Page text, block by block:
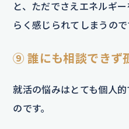
と、ただでさえエネルギ
らく感じられてしまうので
⑨ 誰にも相談できず
就活の悩みはとても個人
のです。